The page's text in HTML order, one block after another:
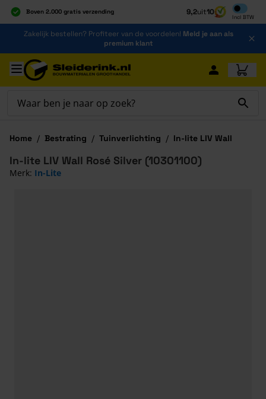
Boven 2.000 gratis verzending
Al 40 jaar dé specialist
Alles onder één dak
9,2uit10
Incl BTW
Inclusief
Ga naar de inhoud
Zakelijk bestellen? Profiteer van de voordelen! Meld je aan als
premium klant
Ga naar hoofdinhoud
Home / Bestrating / Tuinverlichting / In-lite LIV Wall
In-lite LIV Wall Rosé Silver (10301100)
Merk: In-Lite